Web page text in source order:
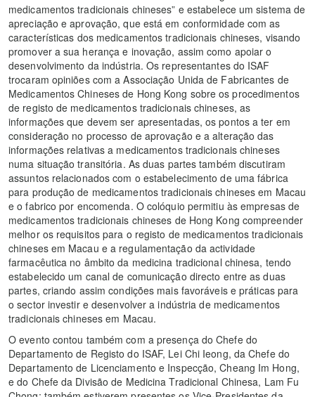
medicamentos tradicionais chineses” e estabelece um sistema de
apreciação e aprovação, que está em conformidade com as
características dos medicamentos tradicionais chineses, visando
promover a sua herança e inovação, assim como apoiar o
desenvolvimento da indústria. Os representantes do ISAF
trocaram opiniões com a Associação Unida de Fabricantes de
Medicamentos Chineses de Hong Kong sobre os procedimentos
de registo de medicamentos tradicionais chineses, as
informações que devem ser apresentadas, os pontos a ter em
consideração no processo de aprovação e a alteração das
informações relativas a medicamentos tradicionais chineses
numa situação transitória. As duas partes também discutiram
assuntos relacionados com o estabelecimento de uma fábrica
para produção de medicamentos tradicionais chineses em Macau
e o fabrico por encomenda. O colóquio permitiu às empresas de
medicamentos tradicionais chineses de Hong Kong compreender
melhor os requisitos para o registo de medicamentos tradicionais
chineses em Macau e a regulamentação da actividade
farmacêutica no âmbito da medicina tradicional chinesa, tendo
estabelecido um canal de comunicação directo entre as duas
partes, criando assim condições mais favoráveis e práticas para
o sector investir e desenvolver a indústria de medicamentos
tradicionais chineses em Macau.
O evento contou também com a presença do Chefe do
Departamento de Registo do ISAF, Lei Chi Ieong, da Chefe do
Departamento de Licenciamento e Inspecção, Cheang Im Hong,
e do Chefe da Divisão de Medicina Tradicional Chinesa, Lam Fu